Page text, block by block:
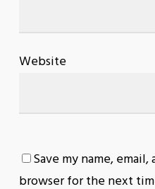
Website
Save my name,
browser for the next